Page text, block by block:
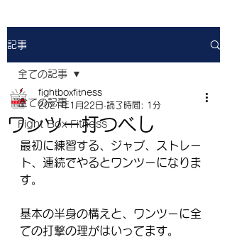
記事
全ての記事
Fight Box Fitness
全ての記事
ワンツー打つべし
fightboxfitness
2021年1月22日 読了時間: 1分
最初に練習する、ジャブ、ストレー
ト、連続でやるとワンツーになりま
す。
基本の半身の構えと、ワンツーに全
ての打撃の理がはいってます。